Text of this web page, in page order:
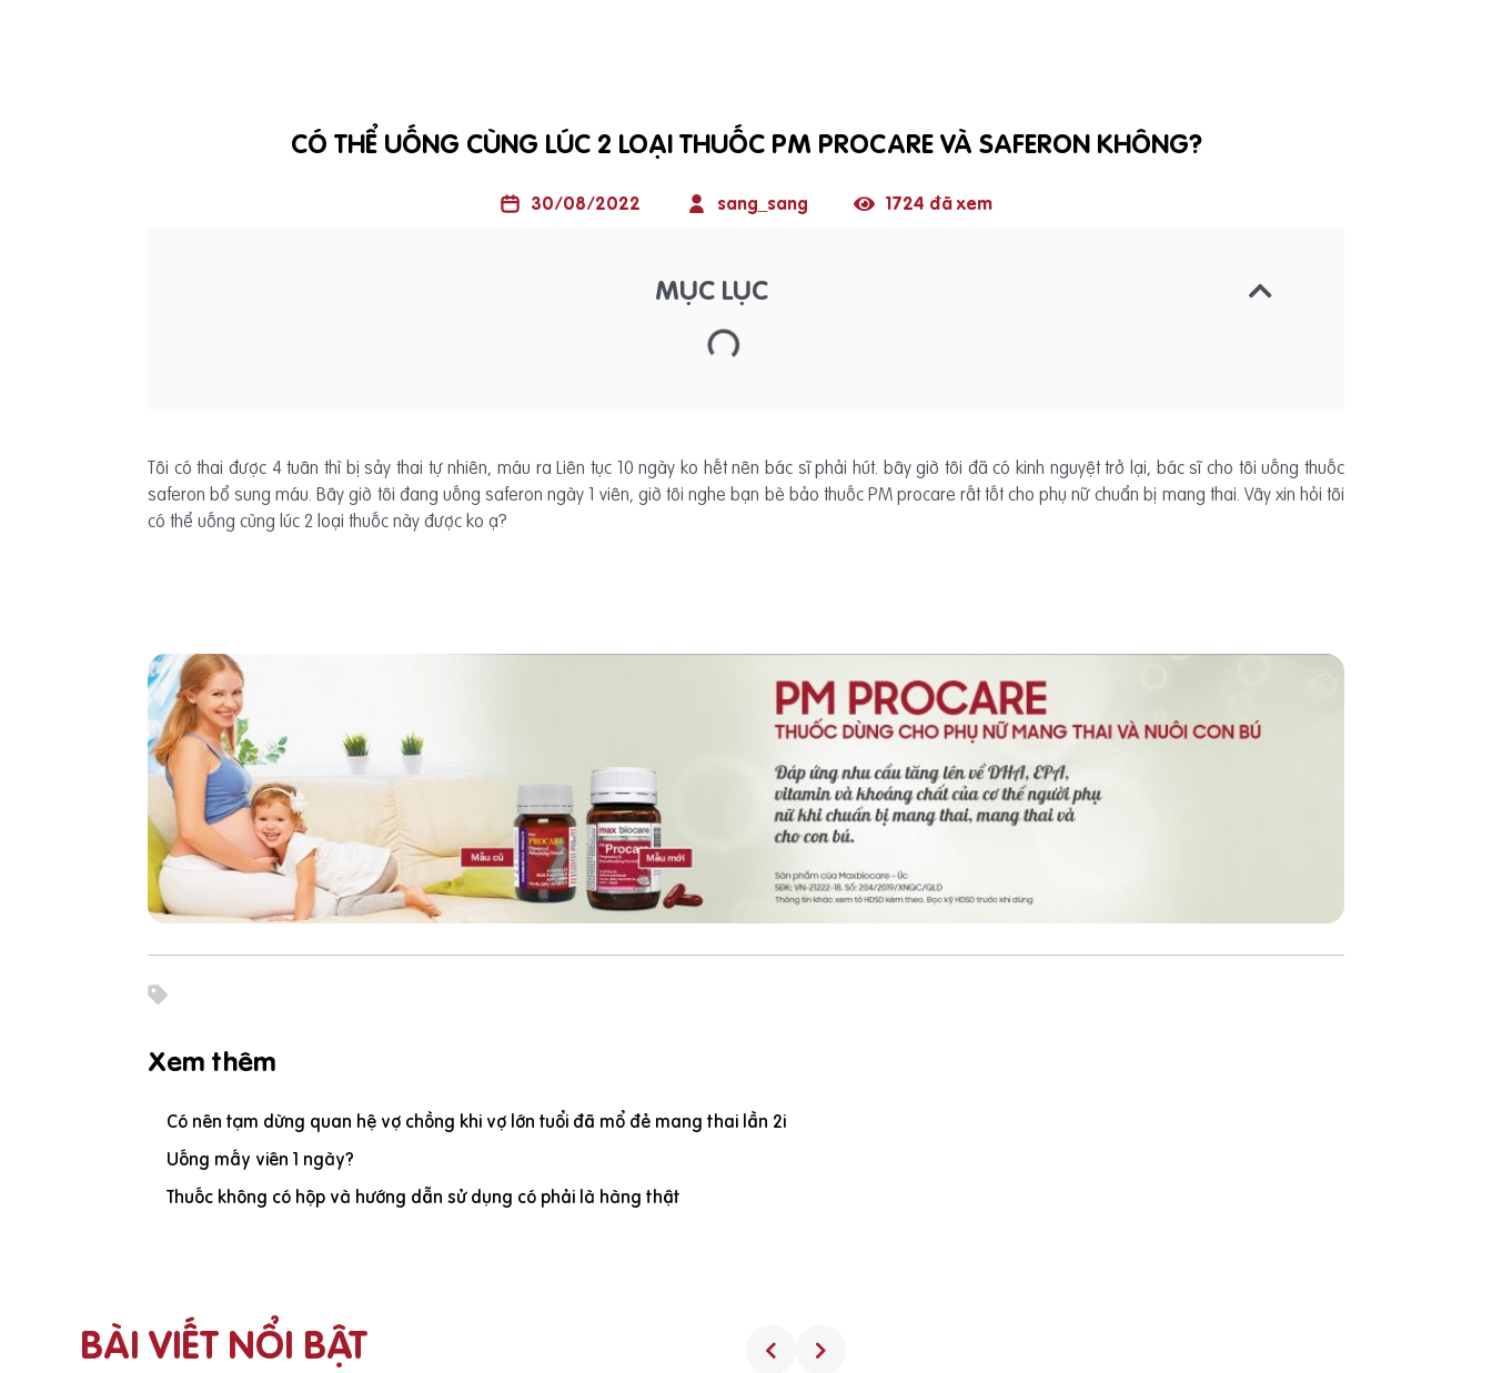
CÓ THỂ UỐNG CÙNG LÚC 2 LOẠI THUỐC PM PROCARE VÀ SAFERON KHÔNG?
30/08/2022 sang_sang 1724 đã xem
MỤC LỤC
Tôi có thai được 4 tuân thì bị sảy thai tự nhiên, máu ra Liên tục 10 ngày ko hết nên bác sĩ phải hút. bây giờ tôi đã có kinh nguyệt trở lại, bác sĩ cho tôi uống thuốc
saferon bổ sung máu. Bây giờ tôi đang uống saferon ngày 1 viên, giờ tôi nghe bạn bè bảo thuốc PM procare rất tốt cho phụ nữ chuẩn bị mang thai. Vây xin hỏi tôi
có thể uống cùng lúc 2 loại thuốc này được ko ạ?
Xem thêm
Có nên tạm dừng quan hệ vợ chồng khi vợ lớn tuổi đã mổ đẻ mang thai lần 2i
Uống mấy viên 1 ngày?
Thuốc không có hộp và hướng dẫn sử dụng có phải là hàng thật
BÀI VIẾT NỔI BẬT